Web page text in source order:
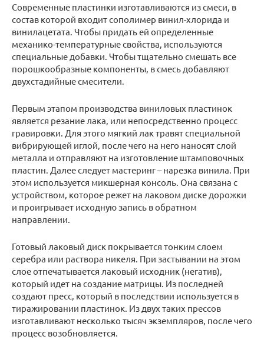
Современные пластинки изготавливаются из смеси, в
состав которой входит сополимер винил-хлорида и
винилацетата. Чтобы придать ей определенные
механико-температурные свойства, используются
специальные добавки. Чтобы тщательно смешать все
порошкообразные компоненты, в смесь добавляют
двухстадийные смесители.
Первым этапом производства виниловых пластинок
является резание лака, или непосредственно процесс
гравировки. Для этого мягкий лак травят специальной
вибрирующей иглой, после чего на него наносят слой
металла и отправляют на изготовление штамповочных
пластин. Далее следует мастеринг – нарезка винила. При
этом используется микшерная консоль. Она связана с
устройством, которое режет на лаковом диске дорожки
и проигрывает исходную запись в обратном
направлении.
Готовый лаковый диск покрывается тонким слоем
серебра или раствора никеля. При застывании на этом
слое отпечатывается лаковый исходник (негатив),
который идет на создание матрицы. Из последней
создают пресс, который в последствии используется в
тиражировании пластинок. Из двух таких прессов
изготавливают несколько тысяч экземпляров, после чего
процесс возобновляется.